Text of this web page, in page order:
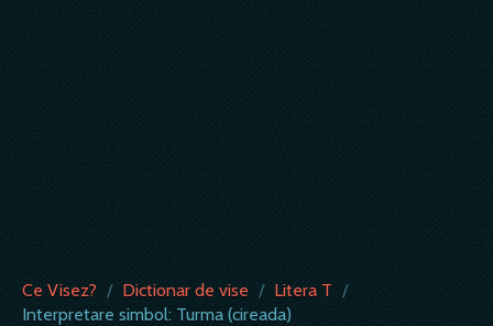
Ce Visez? / Dictionar de vise / Litera T /
Interpretare simbol: Turma (cireada)